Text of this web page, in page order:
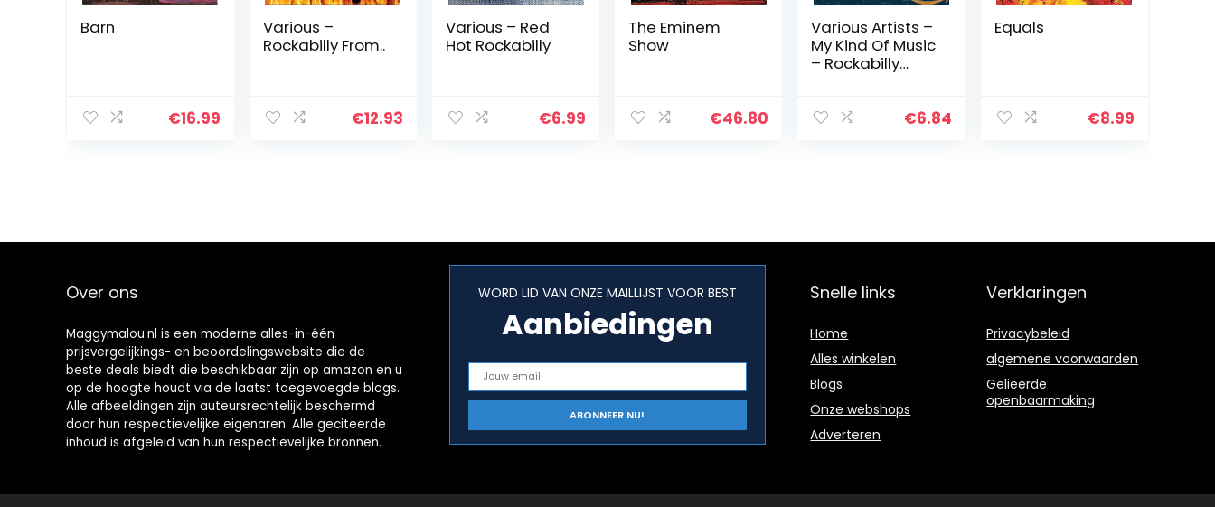
Barn
€16.99
Various –
Rockabilly From..
€12.93
Various – Red
Hot Rockabilly
€6.99
The Eminem
Show
€46.80
Various Artists –
My Kind Of Music
– Rockabilly
€6.84
Equals
€8.99
Over ons
Maggymalou.nl is een moderne alles-in-één
prijsvergelijkings- en beoordelingswebsite die de
beste deals biedt die beschikbaar zijn op amazon en u
op de hoogte houdt via de laatst toegevoegde blogs.
Alle afbeeldingen zijn auteursrechtelijk beschermd
door hun respectievelijke eigenaren. Alle geciteerde
inhoud is afgeleid van hun respectievelijke bronnen.
WORD LID VAN ONZE MAILLIJST VOOR BEST
Aanbiedingen
Snelle links
Home
Alles winkelen
Blogs
Onze webshops
Adverteren
Verklaringen
Privacybeleid
algemene voorwaarden
Gelieerde
openbaarmaking